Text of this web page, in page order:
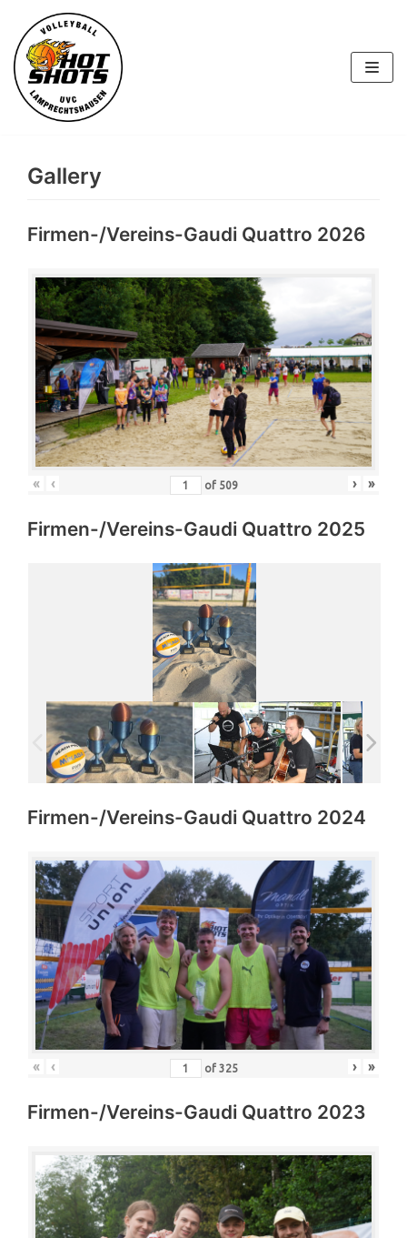
Skip
to
content
Gallery
Firmen-/Vereins-Gaudi Quattro 2026
« ‹ of 509 › »
Firmen-/Vereins-Gaudi Quattro 2025
Firmen-/Vereins-Gaudi Quattro 2024
« ‹ of 325 › »
Firmen-/Vereins-Gaudi Quattro 2023